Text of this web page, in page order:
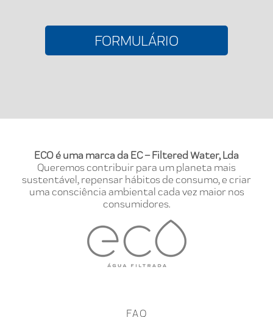
FORMULÁRIO
ECO é uma marca da EC – Filtered Water, Lda
Queremos contribuir para um planeta mais
sustentável, repensar hábitos de consumo, e criar
uma consciência ambiental cada vez maior nos
consumidores.
FAQ